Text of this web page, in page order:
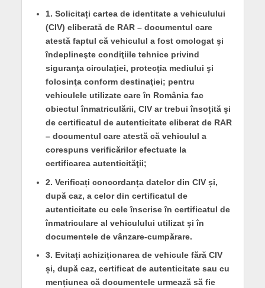
1. Solicitați cartea de identitate a vehiculului
(CIV) eliberată de RAR – documentul care
atestă faptul că vehiculul a fost omologat şi
îndeplineşte condiţiile tehnice privind
siguranţa circulaţiei, protecţia mediului şi
folosinţa conform destinaţiei; pentru
vehiculele utilizate care în România fac
obiectul înmatriculării, CIV ar trebui însoțită și
de certificatul de autenticitate eliberat de RAR
– documentul care atestă că vehiculul a
corespuns verificărilor efectuate la
certificarea autenticităţii;
2. Verificați concordanța datelor din CIV și,
după caz, a celor din certificatul de
autenticitatecu cele înscrise în certificatul de
înmatriculare al vehiculului utilizat și în
documentele de vânzare-cumpărare.
3. Evitați achiziționarea de vehicule fără CIV
și, după caz, certificat de autenticitatesau cu
mențiunea că documentele urmează să fie